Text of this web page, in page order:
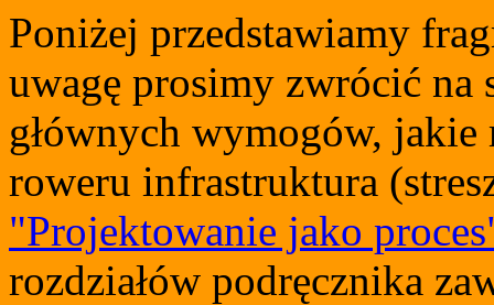
Poniżej przedstawiamy
uwagę prosimy zwrócić na
głównych wymogów, jakie
roweru infrastruktura
"Projektowanie jako
rozdziałów podręcznika